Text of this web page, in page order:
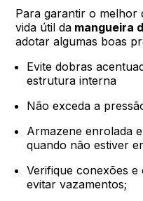
Para garantir o melhor
vida útil da mangueira
adotar algumas boas
Evite dobras
estrutura interna
Não exceda a
Armazene enrolada
quando não estiver
Verifique conexões
evitar vazamentos;